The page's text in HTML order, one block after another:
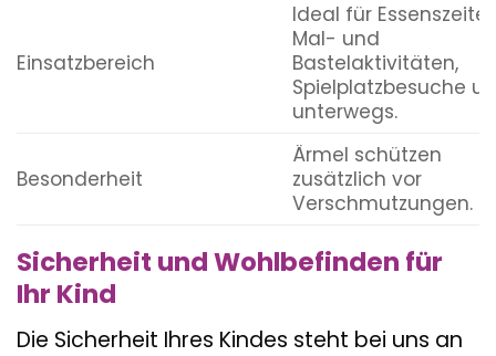
Einsatzbereich
Ideal für
Mal- und
Bastelaktivitäten,
Spielplatzbesuche
unterwegs.
Besonderheit
Ärmel schützen
zusätzlich vor
Verschmutzungen.
Sicherheit und Wohlbefinden für
Ihr Kind
Die Sicherheit Ihres Kindes steht bei uns an